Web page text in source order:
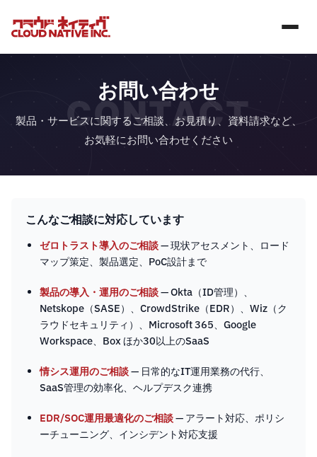
CONTACT
お問い合わせ
製品・サービスに関するご相談、お見積り、資料請求など、
お気軽にお問い合わせください
こんなご相談に対応しています
ゼロトラスト導入のご相談— 現状アセスメント、ロード
マップ策定、製品選定、PoC設計まで
製品の導入・運用のご相談— Okta（ID管理）、
Netskope（SASE）、CrowdStrike（EDR）、Wiz（ク
ラウドセキュリティ）、Microsoft 365、Google
Workspace、Box ほか30以上のSaaS
情シス運用のご相談— 日常的なIT運用業務の代行、
SaaS管理の効率化、ヘルプデスク連携
EDR/SOC運用最適化のご相談— アラート対応、ポリシ
ーチューニング、インシデント対応支援